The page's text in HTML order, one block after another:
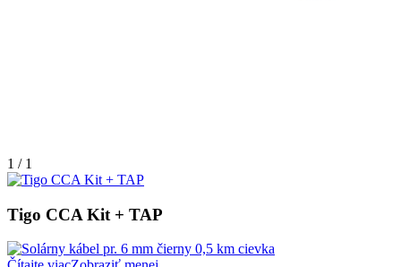
1 / 1
Tigo CCA Kit + TAP